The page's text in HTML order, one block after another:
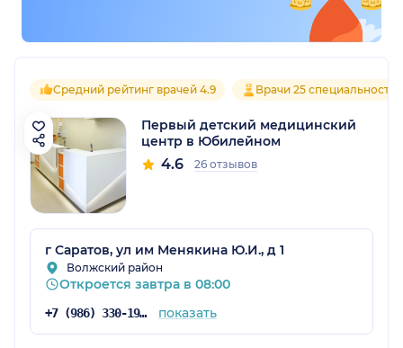
Средний рейтинг врачей 4.9 Врачи 25 специальностей
Первый детский медицинский
центр в Юбилейном
4.6 26 отзывов
г Саратов, ул им Менякина Ю.И., д 1
Волжский район
Откроется завтра в 08:00
+7 (986) 330-19-25 показать